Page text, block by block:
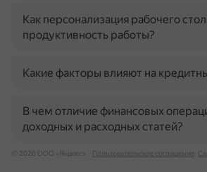
Как персонализация рабочего
продуктивность работы?
Какие факторы влияют на
В чем отличие финансовых
доходных и расходных статей?
© 2026 ООО «Яндекс» Пользовательское соглашение